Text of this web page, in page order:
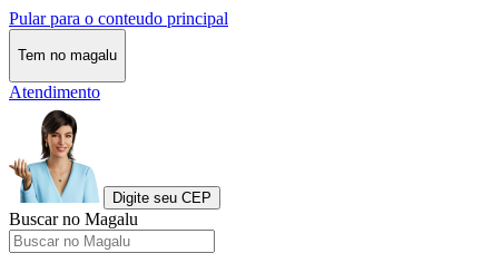
Pular para o conteudo principal
Tem no magalu
Atendimento
Digite seu CEP
Buscar no Magalu